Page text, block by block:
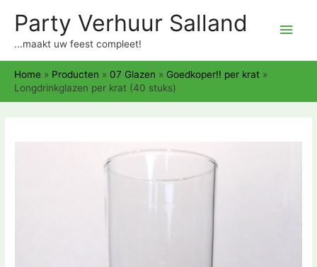
Party Verhuur Salland
...maakt uw feest compleet!
Home » Producten » 07 Glazen » Goedkoper!! per krat »
Longdrinkglazen per krat (40 stuks)